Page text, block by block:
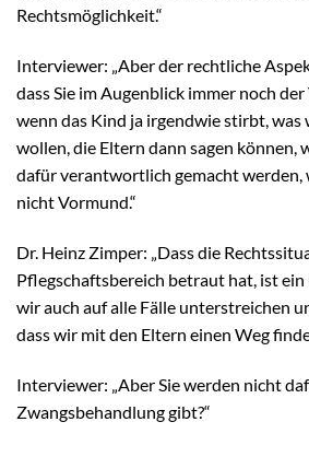
Rechtsmöglichkeit.“
Interviewer: „Aber der rechtliche
dass Sie im Augenblick immer noch
wenn das Kind ja irgendwie stirbt, was
wollen, die Eltern dann sagen können,
dafür verantwortlich gemacht werden,
nicht Vormund.“
Dr. Heinz Zimper: „Dass die
Pflegschaftsbereich betraut hat, ist ein
wir auch auf alle Fälle unterstreichen
dass wir mit den Eltern einen Weg
Interviewer: „Aber Sie werden nicht
Zwangsbehandlung gibt?“